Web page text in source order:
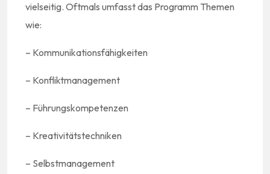
vielseitig. Oftmals umfasst das Programm Themen
wie:
– Kommunikationsfähigkeiten
– Konfliktmanagement
– Führungskompetenzen
– Kreativitätstechniken
– Selbstmanagement